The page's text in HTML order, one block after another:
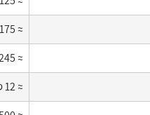
≈ 175 ס״מ
≈ 245 ס״מ
≈ 12 ס״מ